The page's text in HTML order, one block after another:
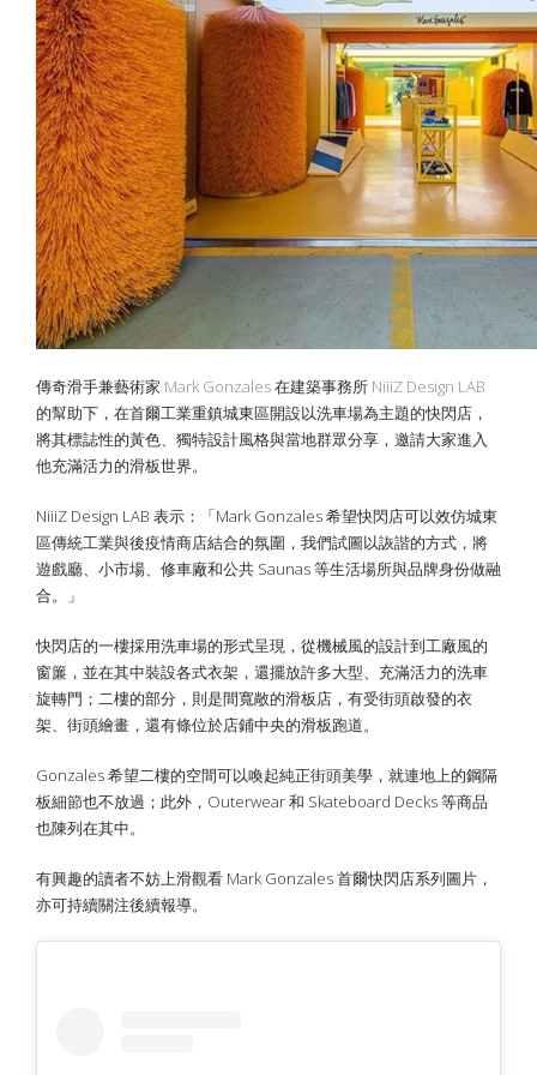
傳奇滑手兼藝術家 Mark Gonzales在建築事務所 NiiiZ Design LAB
的幫助下，在首爾工業重鎮城東區開設以洗車場為主題的快閃店，
將其標誌性的黃色、獨特設計風格與當地群眾分享，邀請大家進入
他充滿活力的滑板世界。
NiiiZ Design LAB 表示：「Mark Gonzales 希望快閃店可以效仿城東
區傳統工業與後疫情商店結合的氛圍，我們試圖以詼諧的方式，將
遊戲廳、小市場、修車廠和公共 Saunas 等生活場所與品牌身份做融
合。」
快閃店的一樓採用洗車場的形式呈現，從機械風的設計到工廠風的
窗簾，並在其中裝設各式衣架，還擺放許多大型、充滿活力的洗車
旋轉門；二樓的部分，則是間寬敞的滑板店，有受街頭啟發的衣
架、街頭繪畫，還有條位於店鋪中央的滑板跑道。
Gonzales 希望二樓的空間可以喚起純正街頭美學，就連地上的鋼隔
板細節也不放過；此外，Outerwear 和 Skateboard Decks 等商品
也陳列在其中。
有興趣的讀者不妨上滑觀看 Mark Gonzales 首爾快閃店系列圖片，
亦可持續關注後續報導。